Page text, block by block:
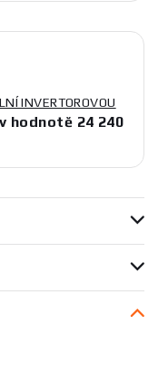
INVERTOROVOU
v hodnotě 24 240